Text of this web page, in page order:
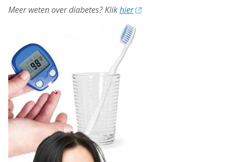
Meer weten over diabetes? Klikhier